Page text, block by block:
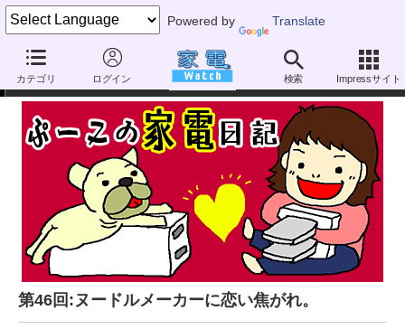
Powered by Translate
カテゴリ ログイン 検索 Impressサイト
ぷーこの家電日記
第46回:ヌードルメーカーに恋い焦がれ。